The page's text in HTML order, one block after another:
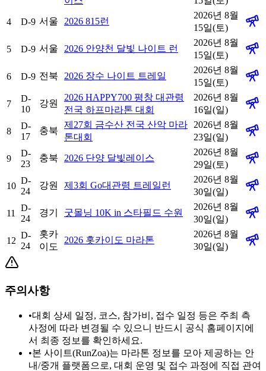
4 D-9 서울 2026 815런
2026년 8월
15일(토)
5 D-9 서울 2026 안양천 달빛 나이트 런
2026년 8월
15일(토)
6 D-9 전북 2026 장수 나이트 트레일
2026년 8월
15일(토)
7
D-
10
강원
2026 HAPPY700 평창 대관령
전국 하프마라톤 대회
2026년 8월
16일(일)
8
D-
17
충북
제27회 금수산 전국 산악 마라
톤대회
2026년 8월
23일(일)
9
D-
23
충북 2026 단양 달빛레이스
2026년 8월
29일(토)
10
D-
24
강원 제3회 Go대관령 트레일런
2026년 8월
30일(일)
11
D-
24
경기 굿몰닝 10K in 스타필드 수원
2026년 8월
30일(일)
12
D-
24
홋카
이도
2026 홋카이도 마라톤
2026년 8월
30일(일)
주의사항
•대회 상세 일정, 코스, 참가비, 접수 일정 등은 주최 측
사정에 따라 변경될 수 있으니 반드시 공식 홈페이지에
서 최종 정보를 확인하세요.
•본 사이트(RunZoa)는 마라톤 정보를 모아 제공하는 안
내/중개 플랫폼으로, 대회 운영 및 접수 과정에 직접 관여